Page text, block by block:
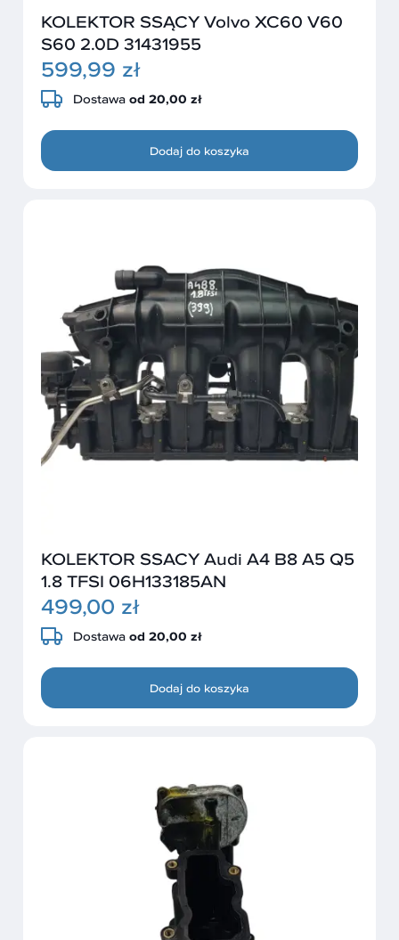
KOLEKTOR SSĄCY Volvo XC60 V60
S60 2.0D 31431955
599,99 zł
Dostawa od 20,00 zł
Dodaj do koszyka
KOLEKTOR SSACY Audi A4 B8 A5 Q5
1.8 TFSI 06H133185AN
499,00 zł
Dostawa od 20,00 zł
Dodaj do koszyka